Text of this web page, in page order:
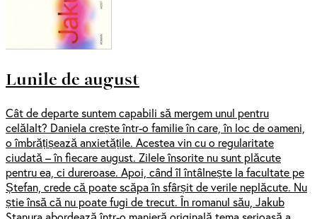
Lunile de august
Cât de departe suntem capabili să mergem unul pentru
celălalt? Daniela crește într-o familie în care, în loc de oameni,
o îmbrățișează anxietățile. Acestea vin cu o regularitate
ciudată – în fiecare august. Zilele însorite nu sunt plăcute
pentru ea, ci dureroase. Apoi, când îl întâlnește la facultate pe
Ștefan, crede că poate scăpa în sfârșit de verile neplăcute. Nu
știe însă că nu poate fugi de trecut. În romanul său, Jakub